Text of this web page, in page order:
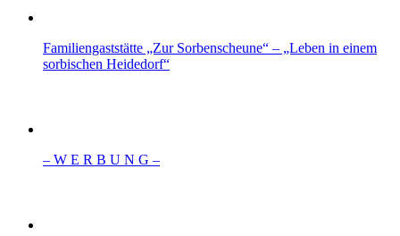
Familiengaststätte „Zur Sorbenscheune“ – „Leben in einem
sorbischen Heidedorf“
– W Ε R Β U Ν G –